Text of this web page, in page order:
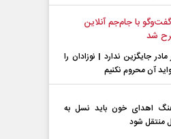
با جام‌جم آنلاین
شد
مادر جایگزین ندارد | نوزادان را
آن محروم نکنیم
اهدای خون باید نسل به
منتقل شود